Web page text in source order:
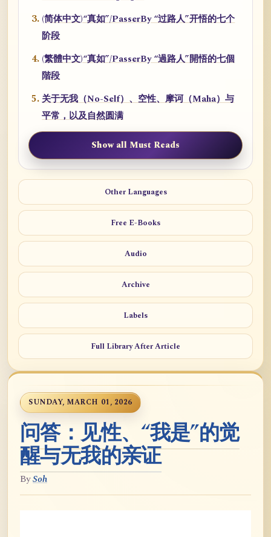
(简体中文)“真如”/PasserBy “过路人”开悟的七个
阶段
(繁體中文)“真如”/PasserBy “過路人”開悟的七個
階段
关于无我（No-Self）、空性、摩诃（Maha）与
平常，以及自然圆满
Show all Must Reads
Other Languages
Free E-Books
Audio
Archive
Labels
Full Library After Article
SUNDAY, MARCH 01, 2026
问答：见性、“我是”的觉
醒与无我的亲证
BySoh